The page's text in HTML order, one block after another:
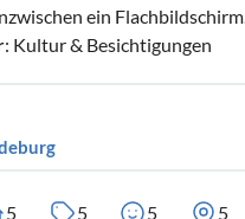
ein Flachbildschirm.
: Kultur & Besichtigungen
5 5 5 5